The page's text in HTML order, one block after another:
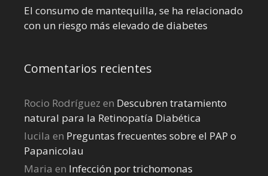
El consumo de mantequilla, se ha relacionado
con un riesgo más elevado de diabetes
Comentarios recientes
Rocio Rodríguez en Descubren tratamiento
natural para la Retinopatía Diabética
lucila en Preguntas frecuentes sobre el PAP o
Papanicolau
Maria en Infección por trichomonas